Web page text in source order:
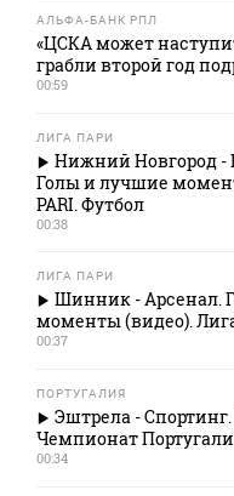
АЛЬФА-БАНК РПЛ
«ЦСКА может
грабли второй год
00:59
ЛИГА ПАРИ
Нижний Новгород -
Голы и лучшие
PARI. Футбол
00:38
ЛИГА ПАРИ
Шинник - Арсенал.
моменты (видео).
00:37
ПОРТУГАЛИЯ
Эштрела -
Чемпионат
00:34